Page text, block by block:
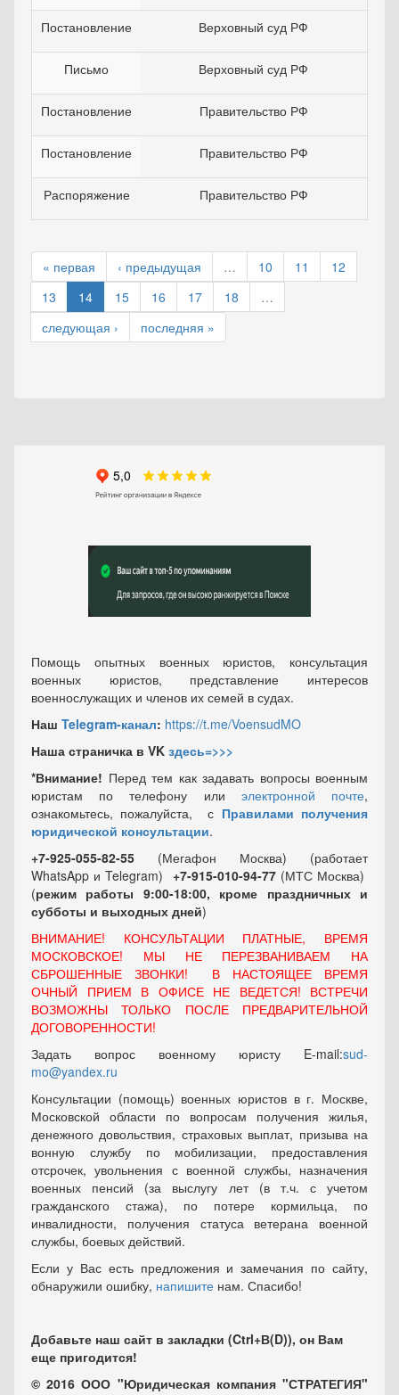
Постановление Верховный суд РФ
Письмо Верховный суд РФ
Постановление Правительство РФ
Постановление Правительство РФ
Распоряжение Правительство РФ
« первая ‹ предыдущая … 10 11
12
13
14 15 16 17 18
…
следующая ›
последняя »
Помощь опытных военных юристов, консультация
военных юристов, представление интересов
военнослужащих и членов их семей в судах.
Наш Telegram-канал: https://t.me/VoensudMO
Наша страничка в VK здесь=>>>
*Внимание! Перед тем как задавать вопросы военным
юристам по телефону или электронной почте,
ознакомьтесь, пожалуйста, с Правилами получения
юридической консультации.
+7-925-055-82-55 (Мегафон Москва) (работает
WhatsApp и Telegram) +7-915-010-94-77 (МТС Москва)
(режим работы 9:00-18:00, кроме праздничных и
субботы и выходных дней)
ВНИМАНИЕ! КОНСУЛЬТАЦИИ ПЛАТНЫЕ, ВРЕМЯ
МОСКОВСКОЕ! МЫ НЕ ПЕРЕЗВАНИВАЕМ НА
СБРОШЕННЫЕ ЗВОНКИ! В НАСТОЯЩЕЕ ВРЕМЯ
ОЧНЫЙ ПРИЕМ В ОФИСЕ НЕ ВЕДЕТСЯ! ВСТРЕЧИ
ВОЗМОЖНЫ ТОЛЬКО ПОСЛЕ ПРЕДВАРИТЕЛЬНОЙ
ДОГОВОРЕННОСТИ!
Задать вопрос военному юристу E-mail:sud-
mo@yandex.ru
Консультации (помощь) военных юристов в г. Москве,
Московской области по вопросам получения жилья,
денежного довольствия, страховых выплат, призыва на
вонную службу по мобилизации, предоставления
отсрочек, увольнения с военной службы, назначения
военных пенсий (за выслугу лет (в т.ч. с учетом
гражданского стажа), по потере кормильца, по
инвалидности, получения статуса ветерана военной
службы, боевых действий.
Если у Вас есть предложения и замечания по сайту,
обнаружили ошибку, напишите нам. Спасибо!
Добавьте наш сайт в закладки (Ctrl+В(D)), он Вам
еще пригодится!
© 2016 ООО "Юридическая компания "СТРАТЕГИЯ"